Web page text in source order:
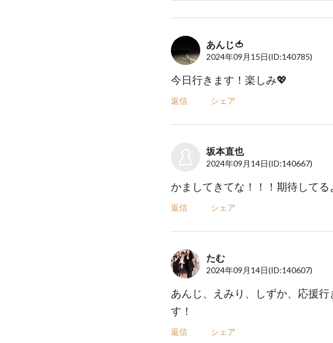
あんじ🍅
2024年09月15日(ID:140785)
今日行きます！楽しみ💖
返信 シェア
坂本直也
2024年09月14日(ID:140667)
かましてきてな！！！期待してる
返信 シェア
たむ
2024年09月14日(ID:140607)
あんじ、えみり、しずか、応援行
す！
返信 シェア